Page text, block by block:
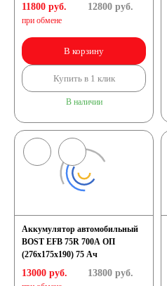
11800 руб.
при обмене
12800руб.
В корзину
Купить в 1 клик
В наличии
Аккумулятор автомобильный
BOST EFB 75R 700A ОП
(276x175x190) 75 Ач
13000 руб. 13800руб.